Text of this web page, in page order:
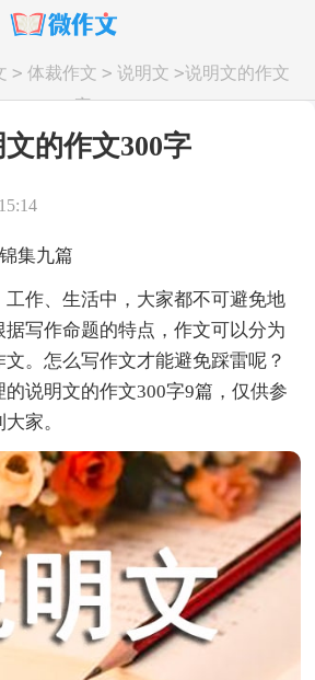
> 体裁作文 > 说明文 >说明文的作文
300字
的作文300字
集九篇
作、生活中，大家都不可避免地
写作命题的特点，作文可以分为
。怎么写作文才能避免踩雷呢？
的说明文的作文300字9篇，仅供参
家。